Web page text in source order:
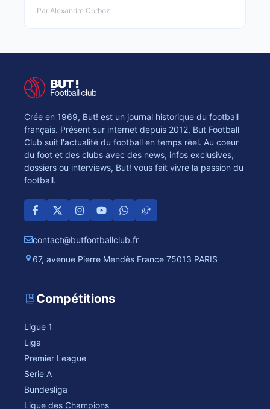
Par Alexandre Corboz
Crée en 1969, But! est un journal historique du football
français. Présent sur internet depuis 2012, But Football
Club suit l'actualité du football en temps réel. Au coeur
du foot et des clubs avec des news, infos exclusives,
dossiers ou interviews, But! vous fait vivre la passion du
football.
contact@butfootballclub.fr
67, avenue Pierre Mendès France 75013 PARIS
Compétitions
Ligue 1
Liga
Premier League
Serie A
Bundesliga
Ligue des Champions